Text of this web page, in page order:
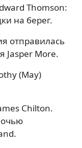
Thomson:
на берег.
отправилась
Jasper More.
(May)
Chilton.